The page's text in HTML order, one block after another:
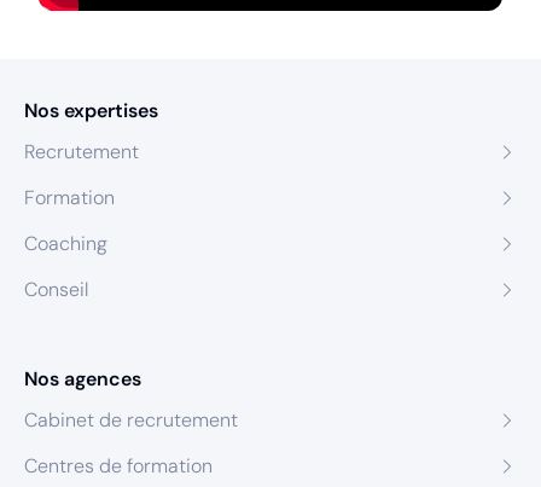
Nos expertises
Recrutement
Formation
Coaching
Conseil
Nos agences
Cabinet de recrutement
Centres de formation